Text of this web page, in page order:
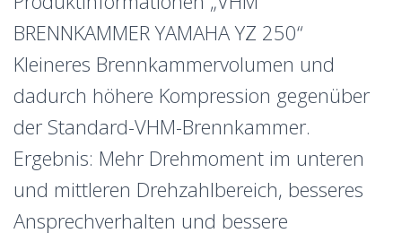
BRENNKAMMER YAMAHA YZ 250“
Kleineres Brennkammervolumen und
dadurch höhere Kompression gegenüber
der Standard-VHM-Brennkammer.
Ergebnis: Mehr Drehmoment im unteren
und mittleren Drehzahlbereich, besseres
Ansprechverhalten und bessere